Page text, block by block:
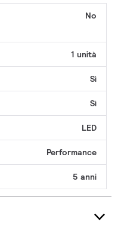
No
1 unità
Sì
Sì
LED
Performance
5 anni